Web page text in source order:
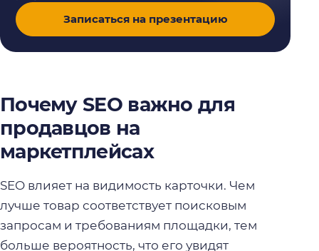
Записаться на презентацию
Почему SEO важно для
продавцов на
маркетплейсах
SEO влияет на видимость карточки. Чем
лучше товар соответствует поисковым
запросам и требованиям площадки, тем
больше вероятность, что его увидят